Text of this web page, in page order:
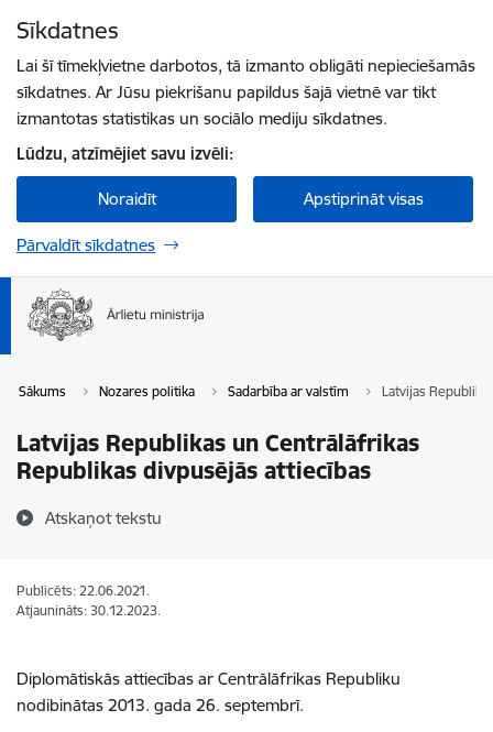
Sīkdatnes
Lai šī tīmekļvietne darbotos, tā izmanto obligāti nepieciešamās
sīkdatnes. Ar Jūsu piekrišanu papildus šajā vietnē var tikt
izmantotas statistikas un sociālo mediju sīkdatnes.
Lūdzu, atzīmējiet savu izvēli:
Noraidīt Apstiprināt visas
Pārvaldīt sīkdatnes
Sākums Nozares politika Sadarbība ar valstīm Latvijas
Latvijas Republikas un Centrālāfrikas
Republikas divpusējās attiecības
Atskaņot tekstu
Publicēts: 22.06.2021.
Atjaunināts: 30.12.2023.
Diplomātiskās attiecības ar Centrālāfrikas Republiku
nodibinātas 2013. gada 26. septembrī.